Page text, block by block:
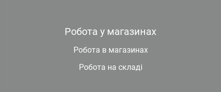
Робота у магазинах
Робота в магазинах
Робота на складі